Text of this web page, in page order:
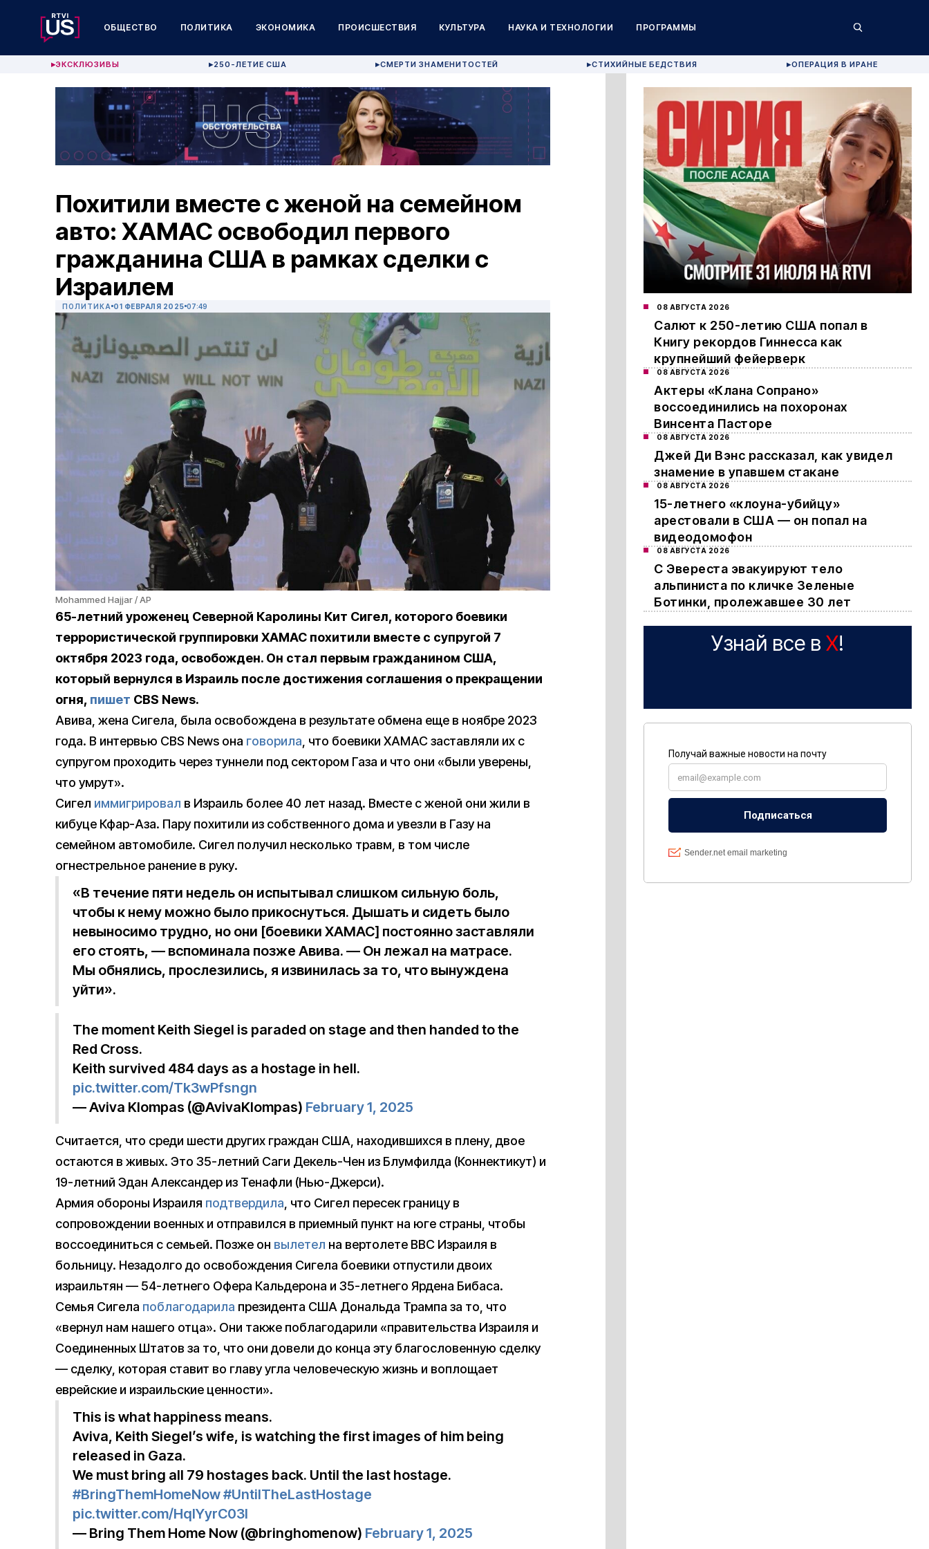
ОБЩЕСТВО ПОЛИТИКА ЭКОНОМИКА ПРОИСШЕСТВИЯ КУЛЬТУРА НАУКА И ТЕХНОЛОГИИ ПРОГРАММЫ
▶ЭКСКЛЮЗИВЫ ▶250-ЛЕТИЕ США ▶СМЕРТИ ЗНАМЕНИТОСТЕЙ ▶СТИХИЙНЫЕ БЕДСТВИЯ ▶ОПЕРАЦИЯ В ИРАНЕ
Похитили вместе с женой на семейном
авто: ХАМАС освободил первого
гражданина США в рамках сделки с
Израилем
ПОЛИТИКА 01 ФЕВРАЛЯ 2025 07:49
Mohammed Hajjar / AP
65-летний уроженец Северной Каролины Кит Сигел, которого боевики
террористической группировки ХАМАС похитили вместе с супругой 7
октября 2023 года, освобожден. Он стал первым гражданином США,
который вернулся в Израиль после достижения соглашения о прекращении
огня, пишет CBS News.
Авива, жена Сигела, была освобождена в результате обмена еще в ноябре 2023
года. В интервью CBS News она говорила, что боевики ХАМАС заставляли их с
супругом проходить через туннели под сектором Газа и что они «были уверены,
что умрут».
Сигел иммигрировал в Израиль более 40 лет назад. Вместе с женой они жили в
кибуце Кфар-Аза. Пару похитили из собственного дома и увезли в Газу на
семейном автомобиле. Сигел получил несколько травм, в том числе
огнестрельное ранение в руку.
«В течение пяти недель он испытывал слишком сильную боль,
чтобы к нему можно было прикоснуться. Дышать и сидеть было
невыносимо трудно, но они [боевики ХАМАС] постоянно заставляли
его стоять, — вспоминала позже Авива. — Он лежал на матрасе.
Мы обнялись, прослезились, я извинилась за то, что вынуждена
уйти».
The moment Keith Siegel is paraded on stage and then handed to the
Red Cross.
Keith survived 484 days as a hostage in hell.
pic.twitter.com/Tk3wPfsngn
— Aviva Klompas (@AvivaKlompas) February 1, 2025
Считается, что среди шести других граждан США, находившихся в плену, двое
остаются в живых. Это 35-летний Саги Декель-Чен из Блумфилда (Коннектикут) и
19-летний Эдан Александер из Тенафли (Нью-Джерси).
Армия обороны Израиля подтвердила, что Сигел пересек границу в
сопровождении военных и отправился в приемный пункт на юге страны, чтобы
воссоединиться с семьей. Позже он вылетел на вертолете ВВС Израиля в
больницу. Незадолго до освобождения Сигела боевики отпустили двоих
израильтян — 54-летнего Офера Кальдерона и 35-летнего Ярдена Бибаса.
Семья Сигела поблагодарила президента США Дональда Трампа за то, что
«вернул нам нашего отца». Они также поблагодарили «правительства Израиля и
Соединенных Штатов за то, что они довели до конца эту благословенную сделку
— сделку, которая ставит во главу угла человеческую жизнь и воплощает
еврейские и израильские ценности».
This is what happiness means.
Aviva, Keith Siegel’s wife, is watching the first images of him being
released in Gaza.
We must bring all 79 hostages back. Until the last hostage.
#BringThemHomeNow#UntilTheLastHostage
pic.twitter.com/HqlYyrC03l
— Bring Them Home Now (@bringhomenow) February 1, 2025
08 АВГУСТА 2026
Салют к 250-летию США попал в
Книгу рекордов Гиннесса как
крупнейший фейерверк
08 АВГУСТА 2026
Актеры «Клана Сопрано»
воссоединились на похоронах
Винсента Пасторе
08 АВГУСТА 2026
Джей Ди Вэнс рассказал, как увидел
знамение в упавшем стакане
08 АВГУСТА 2026
15-летнего «клоуна-убийцу»
арестовали в США — он попал на
видеодомофон
08 АВГУСТА 2026
С Эвереста эвакуируют тело
альпиниста по кличке Зеленые
Ботинки, пролежавшее 30 лет
Узнай все в X!